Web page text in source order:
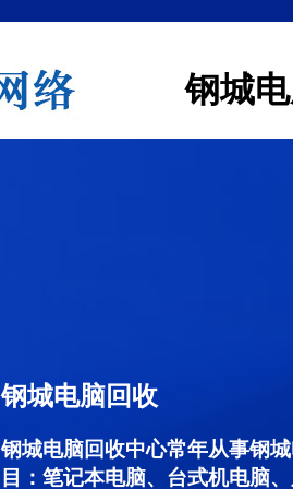
钢城
钢城电脑回收
钢城电脑回收中心常年从事钢
目：笔记本电脑、台式机电脑